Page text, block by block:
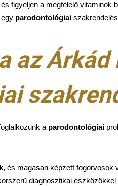
figyeljen a megfelelő vitaminok
egy parodontológiai
az Árkád
a parodontológiai
, és magasan képzett fogorvosok
diagnosztikai